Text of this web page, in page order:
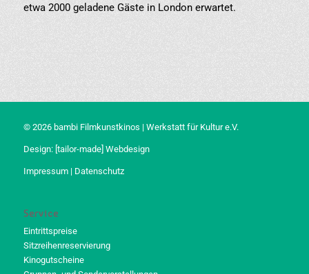
etwa 2000 geladene Gäste in London erwartet.
© 2026 bambi Filmkunstkinos | Werkstatt für Kultur e.V.
Design: [tailor-made] Webdesign
Impressum| Datenschutz
Service
Eintrittspreise
Sitzreihenreservierung
Kinogutscheine